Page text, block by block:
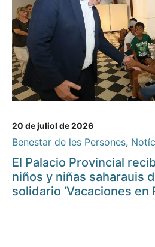
20 de juliol de 2026
Benestar de les Persones,
El Palacio Provincial
niños y niñas saharauis
solidario ‘Vacaciones en